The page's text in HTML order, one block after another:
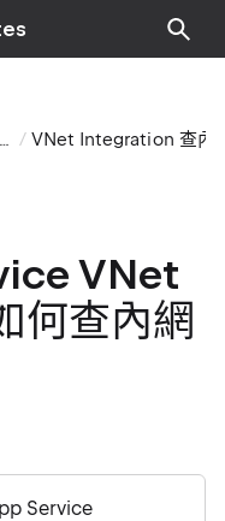
Service
VNet
何查內網
Service